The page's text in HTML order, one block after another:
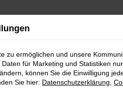
zu ermöglichen und unsere
für Marketing und Statistiken
können Sie die Einwilligung
Sie hier: Datenschutzerklärung